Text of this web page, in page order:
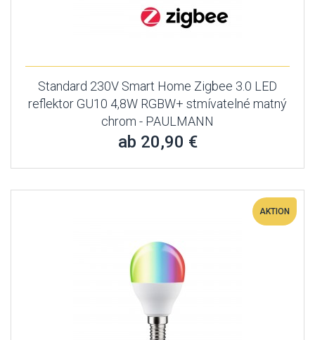
Standard 230V Smart Home Zigbee 3.0 LED
reflektor GU10 4,8W RGBW+ stmívatelné matný
chrom - PAULMANN
ab 20,90 €
AKTION